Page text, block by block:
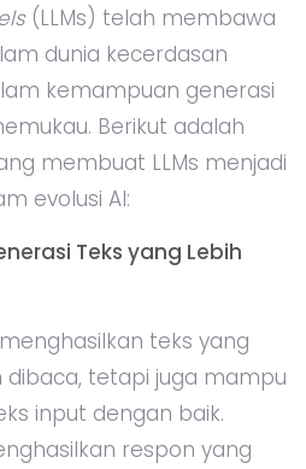
(LLMs) telah membawa
dunia kecerdasan
kemampuan generasi
Berikut adalah
membuat LLMs menjadi
evolusi AI:
Teks yang Lebih
teks yang
tetapi juga mampu
input dengan baik.
respon yang